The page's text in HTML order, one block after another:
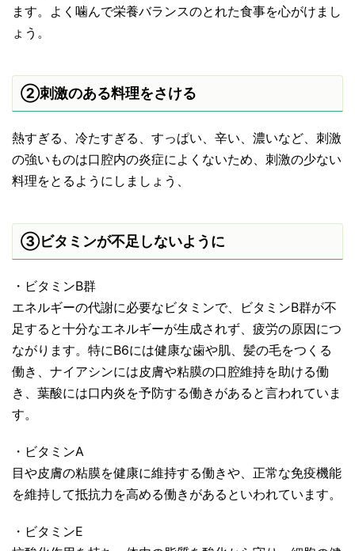
ます。よく噛んで栄養バランスのとれた食事を心がけまし
ょう。
②刺激のある料理をさける
熱すぎる、冷たすぎる、すっぱい、辛い、濃いなど、刺激
の強いものは口腔内の炎症によくないため、刺激の少ない
料理をとるようにしましょう、
③ビタミンが不足しないように
・ビタミンB群
エネルギーの代謝に必要なビタミンで、ビタミンB群が不
足すると十分なエネルギーが生成されず、疲労の原因につ
ながります。特にB6には健康な歯や肌、髪の毛をつくる
働き、ナイアシンには皮膚や粘膜の口腔維持を助ける働
き、葉酸には口内炎を予防する働きがあると言われていま
す。
・ビタミンA
目や皮膚の粘膜を健康に維持する働きや、正常な免疫機能
を維持して抵抗力を高める働きがあるといわれています。
・ビタミンE